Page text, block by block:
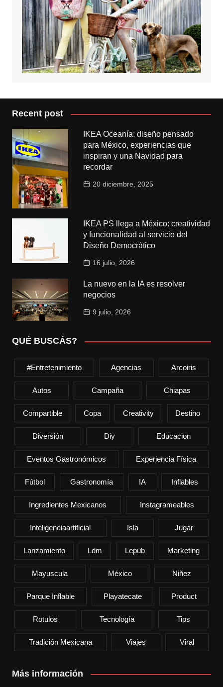
Recent post
IKEA Oceanía: diseño pensado
para México, experiencias que
inspiran y una Navidad para
recordar
20 diciembre, 2025
IKEA PS llega a México: creatividad
y funcionalidad al servicio del
Diseño Democrático
16 julio, 2026
La nuevo en la IA es resolver
negocios
9 julio, 2026
QUÉ BUSCÁS?
#entretenimiento Agencias Arcoiris
Autos Campaña Chiapas
Compartible Copa Creativity Destino
Diversión Diy Educacion
Eventos Gastronómicos Experiencia Física
Fútbol Gastronomía IA Inflables
Ingredientes Mexicanos Instagrameables
Inteligenciaartificial Isla Jugar
Lanzamiento Ldm Lepub Marketing
Mayuscula México Niñez
Parque Inflable Playatecate Product
Rotulos Tecnología Tips
Tradición Mexicana Viajes Viral
Más información